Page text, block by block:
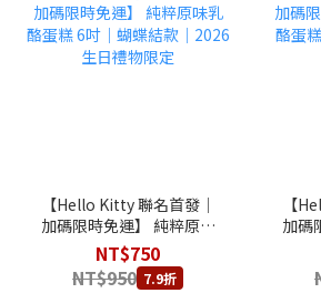
【Hello Kitty 聯名首發│
加碼限時免運】 純粹原味
乳酪蛋糕 6吋｜蝴蝶結款
｜2026 生日禮物限定
NT$750
NT$950 7.9折
【
加碼
乳